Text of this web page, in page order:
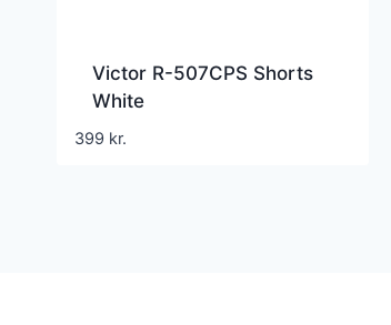
Victor R-507CPS Shorts
White
399 kr.